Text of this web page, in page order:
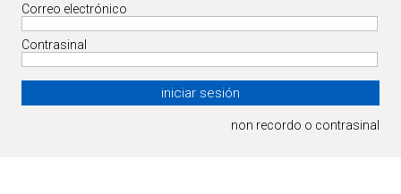
Correo electrónico
Contrasinal
non recordo o contrasinal